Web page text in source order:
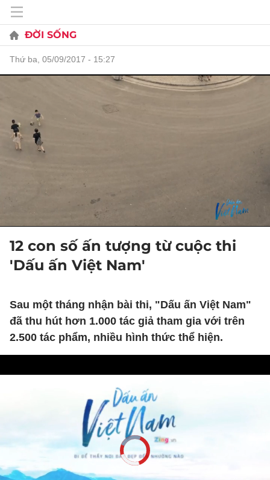
ĐỜI SỐNG
thứ ba, 05/09/2017 - 15:27
12 con số ấn tượng từ cuộc thi
'Dấu ấn Việt Nam'
Sau một tháng nhận bài thi, "Dấu ấn Việt Nam"
đã thu hút hơn 1.000 tác giả tham gia với trên
2.500 tác phẩm, nhiều hình thức thể hiện.